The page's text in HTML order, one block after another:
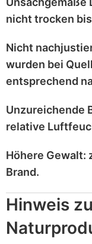
nicht trocken
Nicht
wurden bei
entsprechend
Unzureichende
relative
Höhere Gewalt:
Brand.
Hinweis